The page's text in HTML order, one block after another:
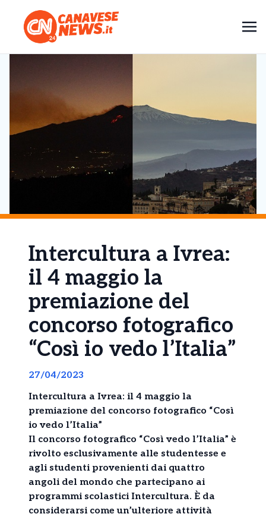
Intercultura a Ivrea:
il 4 maggio la
premiazione del
concorso fotografico
“Così io vedo l’Italia”
27/04/2023
Intercultura a Ivrea: il 4 maggio la
premiazione del concorso fotografico “Così
io vedo l’Italia”
Il concorso fotografico “Così vedo l’Italia” è
rivolto esclusivamente alle studentesse e
agli studenti provenienti dai quattro
angoli del mondo che partecipano ai
programmi scolastici Intercultura. È da
considerarsi come un’ulteriore attività